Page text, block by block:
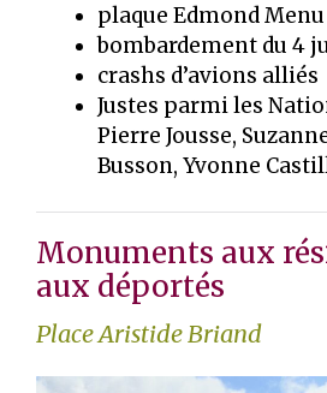
plaque Edmond Menu
bombardement du 4
crashs d’avions alliés
Justes parmi les
Pierre Jousse,
Busson, Yvonne
Monuments aux
aux déportés
Place Aristide Briand